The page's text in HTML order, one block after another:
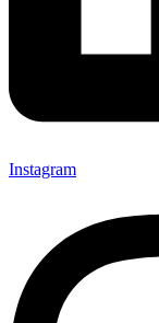
Instagram